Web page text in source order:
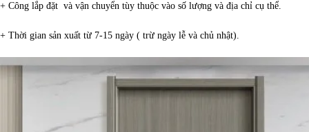
+ Công lắp đặt và vận chuyển tùy thuộc vào số lượng và địa chỉ cụ thể.
+ Thời gian sản xuất từ 7-15 ngày ( trừ ngày lễ và chủ nhật).